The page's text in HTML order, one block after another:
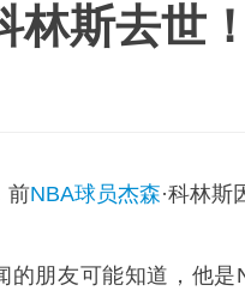
斯去世
前NBA球员杰森·科林斯
的朋友可能知道，他是